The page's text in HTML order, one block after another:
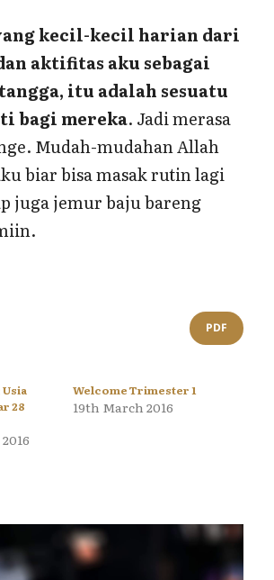
kecil-kecil harian dari
aktifitas aku sebagai
itu adalah sesuatu
bagi mereka. Jadi merasa
Mudah-mudahan Allah
biar bisa masak rutin lagi
juga jemur baju bareng
PDF
28
Welcome Trimester 1
19th March 2016